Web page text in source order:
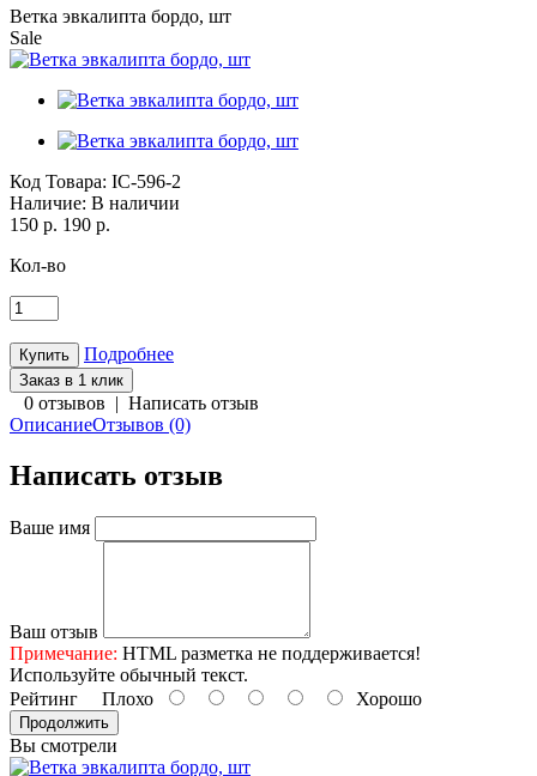
Ветка эвкалипта бордо, шт
Sale
Код Товара: IC-596-2
Наличие: В наличии
150 р. 190 р.
Кол-во
Подробнее
Заказ в 1 клик
0 отзывов | Написать отзыв
ОписаниеОтзывов (0)
Написать отзыв
Ваше имя
Ваш отзыв
Примечание: HTML разметка не поддерживается!
Используйте обычный текст.
Рейтинг Плохо Хорошо
Продолжить
Вы смотрели